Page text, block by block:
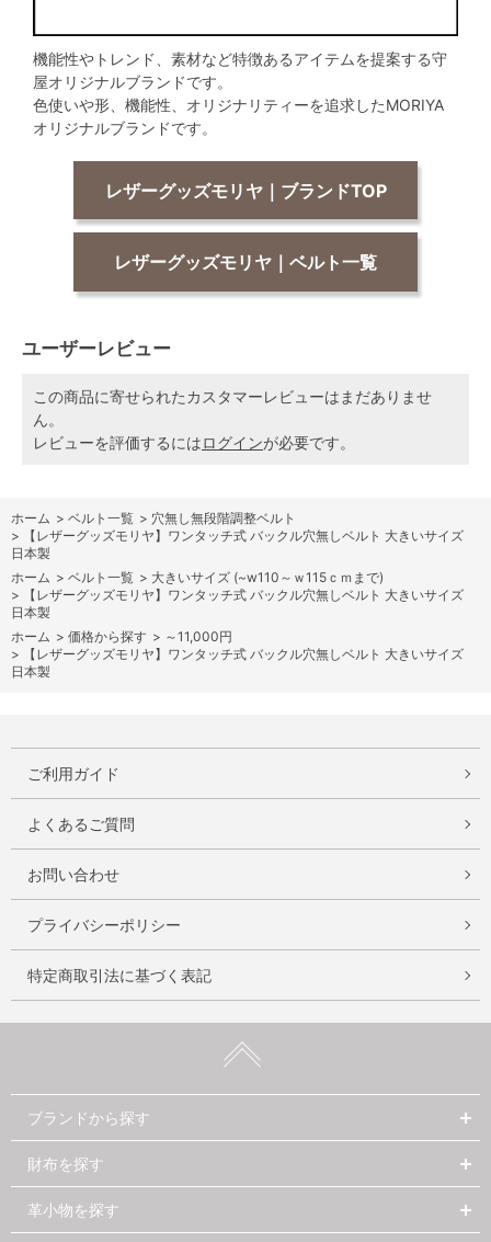
機能性やトレンド、素材など特徴あるアイテムを提案する守
屋オリジナルブランドです。
色使いや形、機能性、オリジナリティーを追求したMORIYA
オリジナルブランドです。
レザーグッズモリヤ｜ブランドTOP
レザーグッズモリヤ｜ベルト一覧
ユーザーレビュー
この商品に寄せられたカスタマーレビューはまだありませ
ん。
レビューを評価するにはログインが必要です。
ホーム > ベルト一覧 > 穴無し無段階調整ベルト
>
【レザーグッズモリヤ】ワンタッチ式 バックル穴無しベルト 大きいサイズ
日本製
ホーム > ベルト一覧 > 大きいサイズ (~w110～ｗ115ｃｍまで)
>
【レザーグッズモリヤ】ワンタッチ式 バックル穴無しベルト 大きいサイズ
日本製
ホーム > 価格から探す > ～11,000円
>
【レザーグッズモリヤ】ワンタッチ式 バックル穴無しベルト 大きいサイズ
日本製
ご利用ガイド
よくあるご質問
お問い合わせ
プライバシーポリシー
特定商取引法に基づく表記
ブランドから探す
財布を探す
革小物を探す